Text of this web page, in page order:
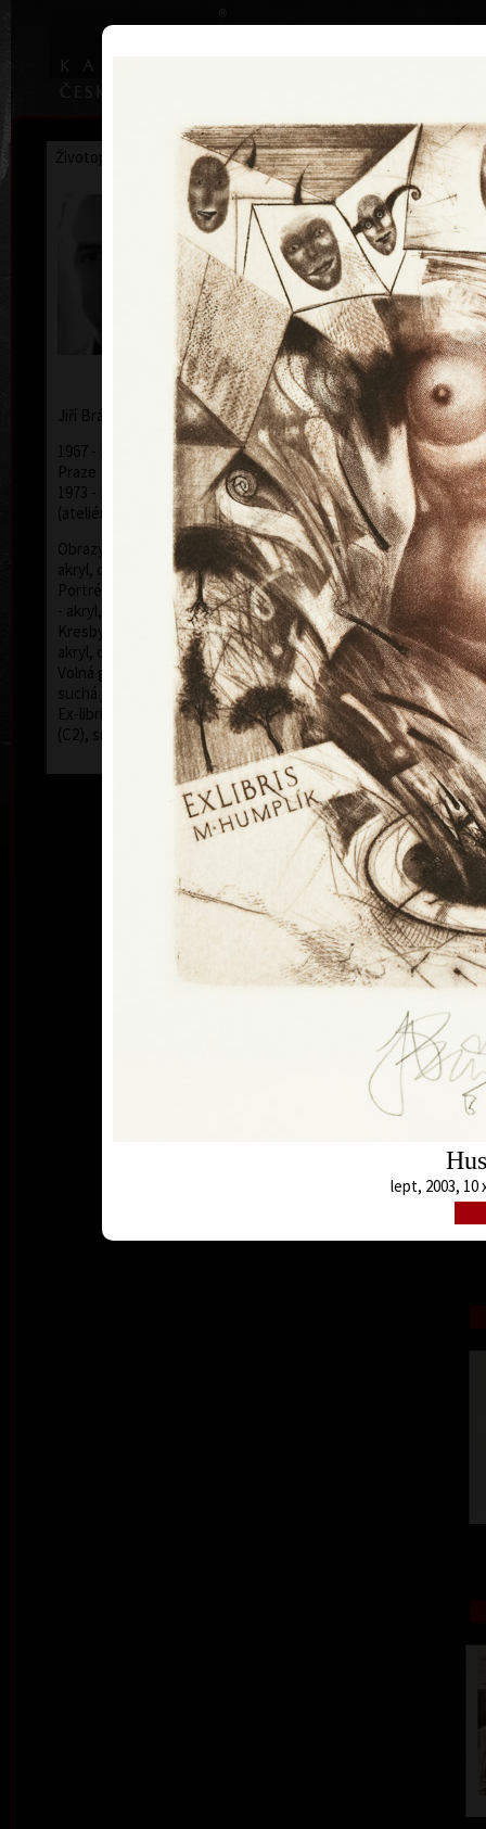
Životopis Výstavy Ocenění Sbírky
Jiří Brázda
* 9. 5. 1952
Jiří Brázda
1967 - 1971 Střední uměleckoprůmyslová škola v
Praze
1973 - 1979 Vysoká škola uměleckoprůmyslová v Praze
(ateliér prof. Z. Sklenáře a J. Mikuly)
Obrazy (nejčastěji používaná technika kombinovaná -
akryl, olej, tužky, barevné inkousty - plátno, sololit)
Portréty (nejčastěji používaná technika kombinovaná
- akryl, olej, tužky, barevné inkousty - plátno, sololit)
Kresby (nejčastěji používaná technika kombinovaná -
akryl, olej, tužky, barevné inkousty - papír)
Volná grafika (používaná technika kombinovaná -
suchá jehla (C4), rytina (C2), mezzotinta (C7))
Ex-libris (používaná technika kombinovaná - mědiryt
(C2), suchá jehla (C4), mezzotinta (C7))
lept, 2003, 10